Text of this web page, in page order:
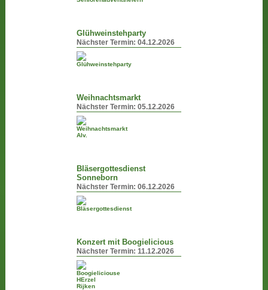
Glühweinstehparty
Nächster Termin:04.12.2026
Weihnachtsmarkt
Nächster Termin:05.12.2026
Bläsergottesdienst
Sonneborn
Nächster Termin:06.12.2026
Konzert mit Boogielicious
Nächster Termin:11.12.2026